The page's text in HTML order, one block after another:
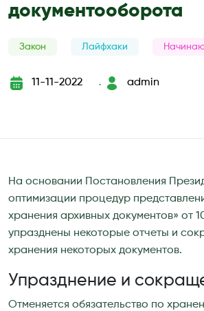
документооборота
Закон Лайфхаки
11-11-2022
`
admin
На основании Постановления
оптимизации процедур
хранения архивных документов» от
упразднены некоторые отчеты и
хранения некоторых документов.
Упразднение и
Отменяется обязательство по